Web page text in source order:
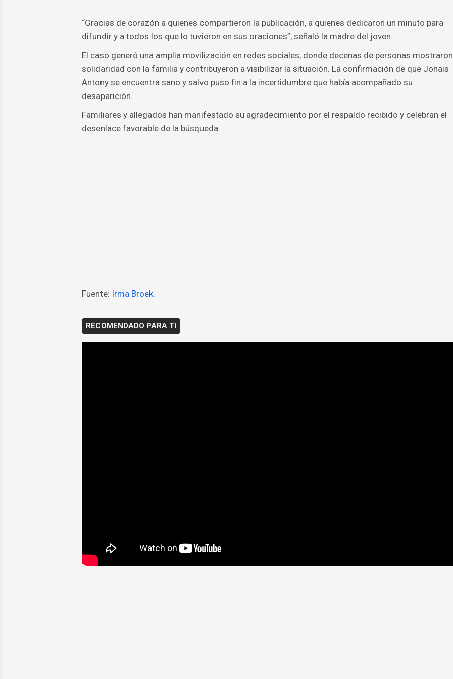
“Gracias de corazón a quienes compartieron la publicación, a quienes dedicaron un minuto para
difundir y a todos los que lo tuvieron en sus oraciones”, señaló la madre del joven.
El caso generó una amplia movilización en redes sociales, donde decenas de personas mostraron
solidaridad con la familia y contribuyeron a visibilizar la situación. La confirmación de que Jonais
Antony se encuentra sano y salvo puso fin a la incertidumbre que había acompañado su
desaparición.
Familiares y allegados han manifestado su agradecimiento por el respaldo recibido y celebran el
desenlace favorable de la búsqueda.
Fuente: Irma Broek.
RECOMENDADO PARA TI